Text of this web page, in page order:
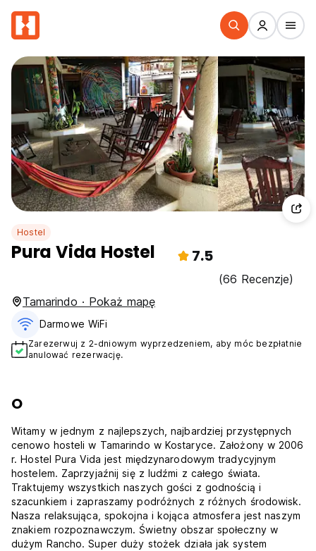
Hostel
Pura Vida Hostel 7.5
(66 Recenzje)
Tamarindo · Pokaż mapę
Darmowe WiFi
Zarezerwuj z 2-dniowym wyprzedzeniem, aby móc bezpłatnie
anulować rezerwację.
O
Witamy w jednym z najlepszych, najbardziej przystępnych
cenowo hosteli w Tamarindo w Kostaryce. Założony w 2006
r. Hostel Pura Vida jest międzynarodowym tradycyjnym
hostelem. Zaprzyjaźnij się z ludźmi z całego świata.
Traktujemy wszystkich naszych gości z godnością i
szacunkiem i zapraszamy podróżnych z różnych środowisk.
Nasza relaksująca, spokojna i kojąca atmosfera jest naszym
znakiem rozpoznawczym. Świetny obszar społeczny w
dużym Rancho. Super duży stożek działa jak system